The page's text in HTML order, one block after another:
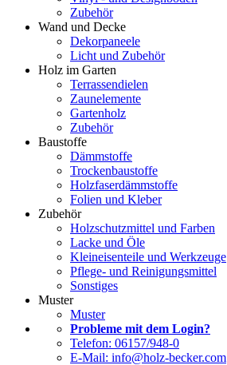
Zubehör
Wand und Decke
Dekorpaneele
Licht und Zubehör
Holz im Garten
Terrassendielen
Zaunelemente
Gartenholz
Zubehör
Baustoffe
Dämmstoffe
Trockenbaustoffe
Holzfaserdämmstoffe
Folien und Kleber
Zubehör
Holzschutzmittel und Farben
Lacke und Öle
Kleineisenteile und Werkzeuge
Pflege- und Reinigungsmittel
Sonstiges
Muster
Muster
Probleme mit dem Login?
Telefon: 06157/948-0
E-Mail: info@holz-becker.com